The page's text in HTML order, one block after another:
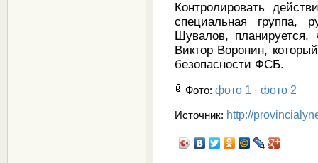
Контролировать
специальная группа,
Шувалов, планируется,
Виктор Воронин,
безопасности ФСБ.
Фото: фото 1 · фото 2
Источник: http://